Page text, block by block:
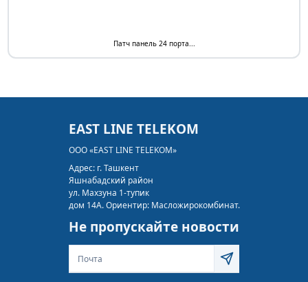
Патч панель 24 порта...
EAST LINE TELEKOM
ООО «EAST LINE TELEKOM»
Адрес: г. Ташкент
Яшнабадский район
ул. Махзуна 1-тупик
дом 14А. Ориентир: Масложирокомбинат.
Не пропускайте новости